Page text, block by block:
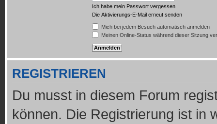
Ich habe mein Passwort vergessen
Die Aktivierungs-E-Mail erneut senden
Mich bei jedem Besuch automatisch anmelden
Meinen Online-Status während dieser Sitzung
REGISTRIEREN
Du musst in diesem Forum
können. Die Registrierung ist in